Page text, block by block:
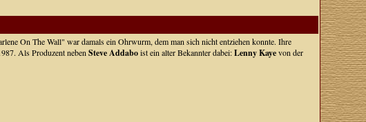
On The Wall" war damals ein Ohrwurm, dem man sich nicht entziehen konnte. Ihre
Als Produzent neben Steve Addaboist ein alter Bekannter dabei:Lenny Kayevon der